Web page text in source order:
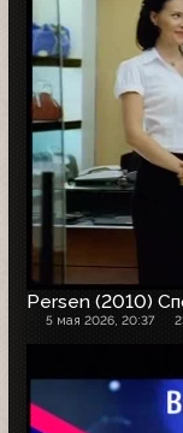
Persen (2010)
5 мая 2026, 20:37